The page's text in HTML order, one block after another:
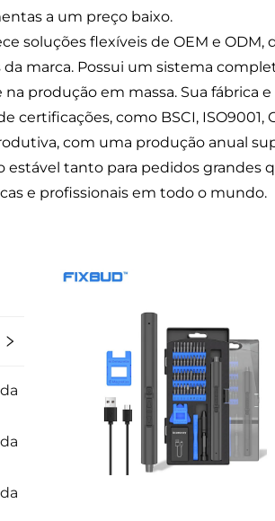
a um preço baixo.
soluções flexíveis de OEM e
da marca. Possui um sistema
produção em massa. Sua
certificações, como BSCI, ISO9001,
com uma produção anual
tanto para pedidos grandes
e profissionais em todo o mundo.